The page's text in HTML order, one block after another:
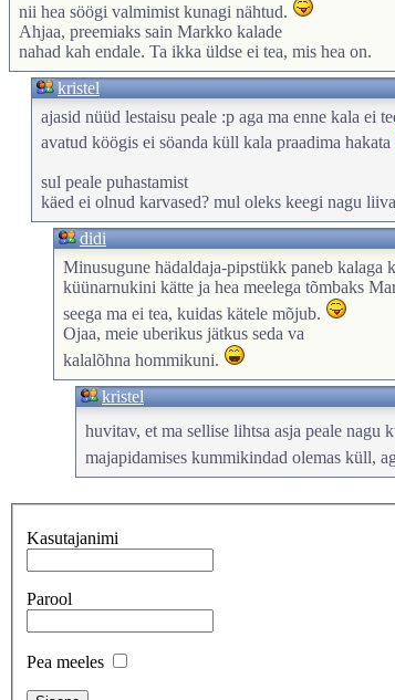
nii hea söögi valmimist kunagi nähtud.
Ahjaa, preemiaks sain Markko kalade
nahad kah endale. Ta ikka üldse ei tea, mis hea on.
kristel
ajasid nüüd lestaisu peale :p aga ma enne kala ei
avatud köögis ei söanda küll kala praadima hakata
sul peale puhastamist
käed ei olnud karvased? mul oleks keegi nagu
didi
Minusugune hädaldaja-pipstükk paneb kalaga
küünarnukini kätte ja hea meelega tõmbaks
seega ma ei tea, kuidas kätele mõjub.
Ojaa, meie uberikus jätkus seda va
kalalõhna hommikuni.
kristel
huvitav, et ma sellise lihtsa asja peale nagu
majapidamises kummikindad olemas küll,
Kasutajanimi
Parool
Pea meeles